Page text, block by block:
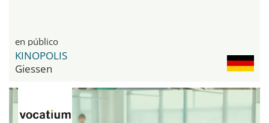
en público
KINOPOLIS
Giessen